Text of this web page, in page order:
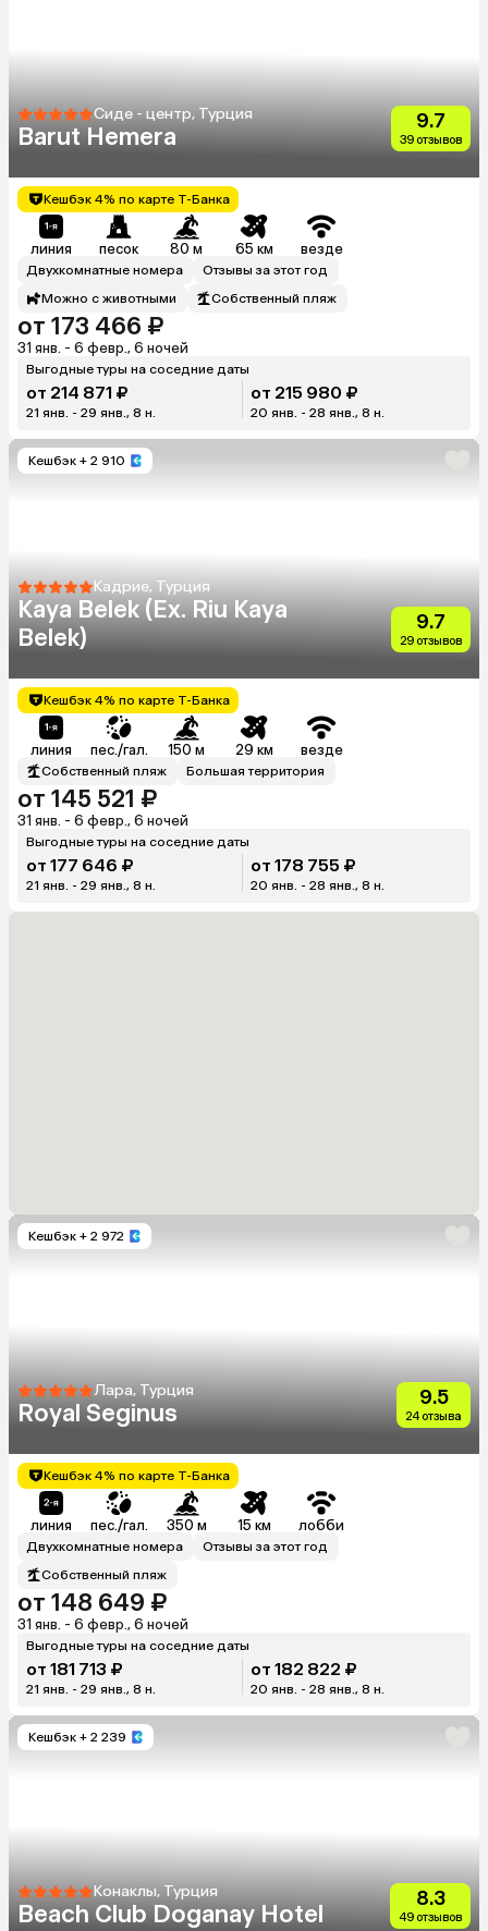
Сиде - центр, Турция
Barut Hemera
9.7
39 отзывов
Кешбэк 4% по карте Т-Банка
линия песок 80 м 65 км везде
Двухкомнатные номера
Отзывы за этот год
Можно с животными
Собственный пляж
от 173 466 ₽
31 янв. - 6 февр., 6 ночей
Выгодные туры на соседние даты
от 214 871 ₽
21 янв. - 29 янв., 8 н.
от 215 980 ₽
20 янв. - 28 янв., 8 н.
Кешбэк + 2 910
Кадрие, Турция
Kaya Belek (Ex. Riu Kaya
Belek)
9.7
29 отзывов
Кешбэк 4% по карте Т-Банка
линия пес./гал. 150 м 29 км везде
Собственный пляж Большая территория
от 145 521 ₽
31 янв. - 6 февр., 6 ночей
Выгодные туры на соседние даты
от 177 646 ₽
21 янв. - 29 янв., 8 н.
от 178 755 ₽
20 янв. - 28 янв., 8 н.
Кешбэк + 2 972
Лара, Турция
Royal Seginus
9.5
24 отзыва
Кешбэк 4% по карте Т-Банка
линия пес./гал. 350 м 15 км лобби
Двухкомнатные номера
Отзывы за этот год
Собственный пляж
от 148 649 ₽
31 янв. - 6 февр., 6 ночей
Выгодные туры на соседние даты
от 181 713 ₽
21 янв. - 29 янв., 8 н.
от 182 822 ₽
20 янв. - 28 янв., 8 н.
Кешбэк + 2 239
Конаклы, Турция
Beach Club Doganay Hotel
8.3
49 отзывов